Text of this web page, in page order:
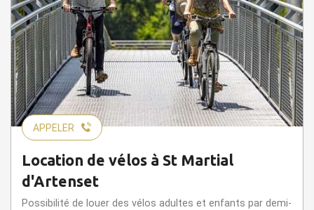
APPELER
Location de vélos à St Martial
d'Artenset
Possibilité de louer des vélos adultes et enfants par demi-